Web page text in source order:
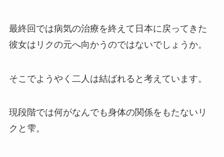
最終回では病気の治療を終えて日本に戻ってきた
彼女はリクの元へ向かうのではないでしょうか。
そこでようやく二人は結ばれると考えています。
現段階では何がなんでも身体の関係をもたないリ
クと雫。